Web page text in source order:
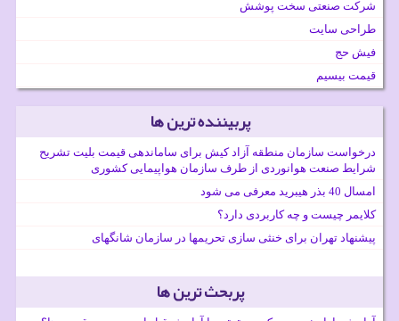
شرکت صنعتی سخت پوشش
طراحی سایت
فیش حج
قیمت بیسیم
پربیننده ترین ها
درخواست سازمان منطقه آزاد کیش برای ساماندهی قیمت بلیت تشریح
شرایط صنعت هوانوردی از طرف سازمان هواپیمایی کشوری
امسال 40 بذر هیبرید معرفی می شود
کلایمر چیست و چه کاربردی دارد؟
پیشنهاد تهران برای خنثی سازی تحریمها در سازمان شانگهای
پربحث ترین ها